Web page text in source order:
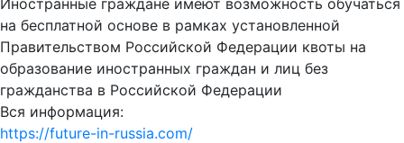
Иностранные граждане имеют возможность обучаться
на бесплатной основе в рамках установленной
Правительством Российской Федерации квоты на
образование иностранных граждан и лиц без
гражданства в Российской Федерации
Вся информация:
https://future-in-russia.com/